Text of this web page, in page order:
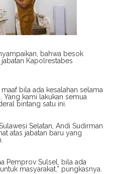
bahwa besok
Kapolrestabes
bila ada kesalahan selama
Yang kami lakukan semua
bintang satu ini.
Selatan, Andi Sudirman
atas jabatan baru yang
Pemprov Sulsel, bila ada
masyarakat,” pungkasnya.